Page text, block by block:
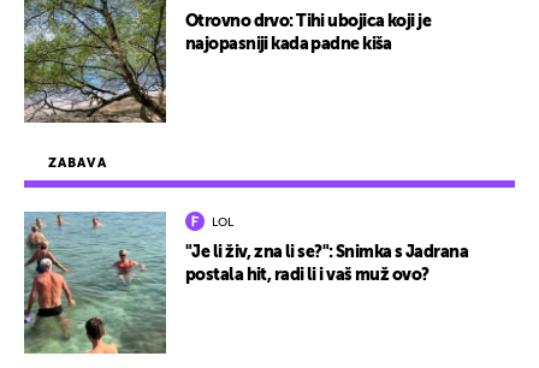
ZABAVA
LOL
"Je li živ, zna li se?": Snimka s Jadrana
postala hit, radi li i vaš muž ovo?
Otrovno drvo: Tihi ubojica koji je
najopasniji kada padne kiša